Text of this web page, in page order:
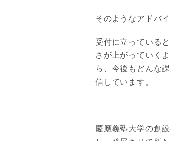
そのようなアドバ
受付に立っている
さが上がっていく
ら、今後もどんな
信しています。
慶應義塾大学の創